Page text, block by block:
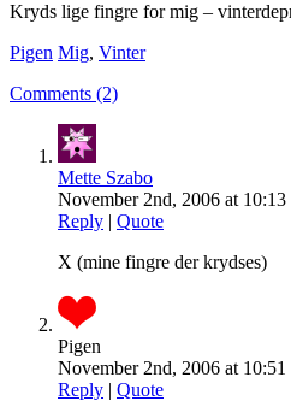
Kryds lige fingre for mig –
Pigen Mig, Vinter
Comments (2)
Mette Szabo
November 2nd, 2006 at 10:13
Reply | Quote
X (mine fingre der krydses)
Pigen
November 2nd, 2006 at 10:51
Reply | Quote